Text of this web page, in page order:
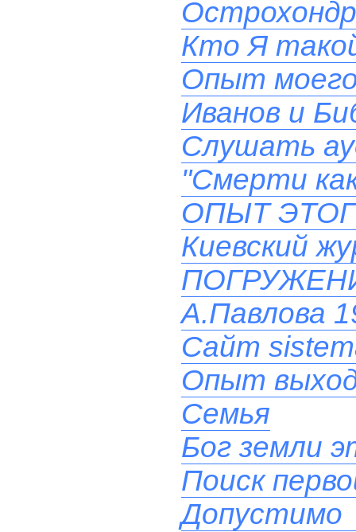
Кто Я
Опыт
Иванов и
Слушать
"Смерти
ОПЫТ
Киевский
А.Павлова
Сайт
Опыт
Семья
Бог земли
Поиск